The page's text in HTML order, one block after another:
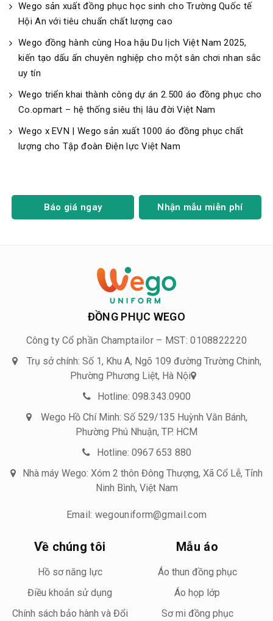
Wego sản xuất đồng phục học sinh cho Trường Quốc tế
Hội An với tiêu chuẩn chất lượng cao
Wego đồng hành cùng Hoa hậu Du lịch Việt Nam 2025,
kiến tạo dấu ấn chuyên nghiệp cho một sân chơi nhan sắc
uy tín
Wego triển khai thành công dự án 2.500 áo đồng phục cho
Co.opmart – hệ thống siêu thị lâu đời Việt Nam
Wego x EVN | Wego sản xuất 1000 áo đồng phục chất
lượng cho Tập đoàn Điện lực Việt Nam
Báo giá ngay Nhận mẫu miễn phí
ĐỒNG PHỤC WEGO
Công ty Cổ phần Champtailor – MST: 0108822220
Trụ sở chính: Số 1, Khu A, Ngõ 109 đường Trường Chinh,
Phường Phương Liệt, Hà Nội
Hotline: 098.343.0900
Wego Hồ Chí Minh: Số 529/135 Huỳnh Văn Bánh,
Phường Phú Nhuận, TP. HCM
Hotline: 0967 653 880
Nhà máy Wego: Xóm 2 thôn Đông Thượng, Xã Cổ Lễ, Tỉnh
Ninh Bình, Việt Nam
Email: wegouniform@gmail.com
Về chúng tôi
Hồ sơ năng lực
Điều khoản sử dụng
Chính sách bảo hành và Đổi
Mẫu áo
Áo thun đồng phục
Áo họp lớp
Sơ mi đồng phục